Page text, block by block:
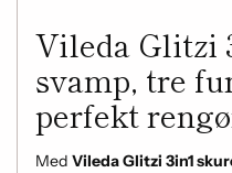
Vileda Glitzi
svamp, tre
perfekt
Med Vileda Glitzi 3in1